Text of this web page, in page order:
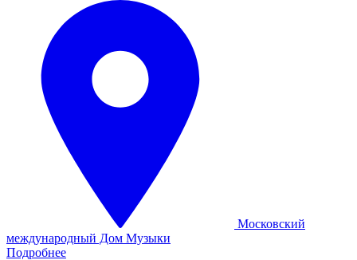
Московский
международный Дом Музыки
Подробнее